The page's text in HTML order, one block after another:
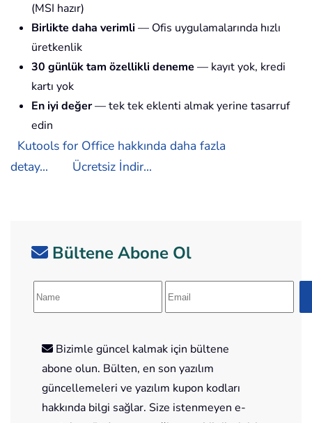
(MSI hazır)
Birlikte daha verimli — Ofis uygulamalarında hızlı
üretkenlik
30 günlük tam özellikli deneme — kayıt yok, kredi
kartı yok
En iyi değer— tek tek eklenti almak yerine tasarruf
edin
Kutools for Office hakkında daha fazla
detay...
Ücretsiz İndir...
Bültene Abone Ol
Bizimle güncel kalmak için bültene
abone olun. Bülten, en son yazılım
güncellemeleri ve yazılım kupon kodları
hakkında bilgi sağlar. Size istenmeyen e-